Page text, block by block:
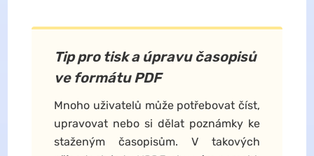
Tip pro tisk a úpravu časopisů
ve formátu PDF
Mnoho uživatelů může potřebovat číst,
upravovat nebo si dělat poznámky ke
staženým časopisům. V takových